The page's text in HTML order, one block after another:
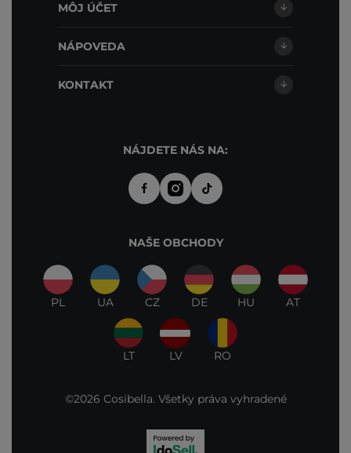
MÔJ ÚČET
NÁPOVEDA
KONTAKT
NÁJDETE NÁS NA:
NAŠE OBCHODY
PL UA CZ DE HU AT
LT LV RO
©2026 Cosibella. Všetky práva vyhradené